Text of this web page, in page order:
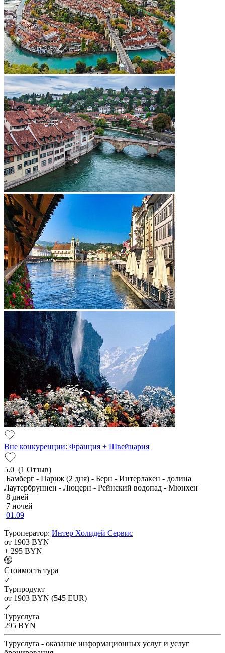
Вне конкуренции: Франция + Швейцария
5.0 (1 Отзыв)
Бамберг - Париж (2 дня) - Берн - Интерлакен - долина
Лаутербруннен - Люцерн - Рейнский водопад - Мюнхен
8 дней
7 ночей
01.09
Туроператор: Интер Холидей Сервис
от 1903 BYN
+ 295 BYN
Cтоимость тура
✓
Турпродукт
от 1903 BYN (545 EUR)
✓
Туруслуга
295 BYN
Туруслуга - оказание информационных услуг и услуг